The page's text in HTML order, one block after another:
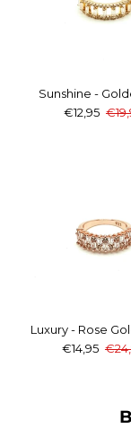
Sunshine -
€12,95
Luxury - Rose
€14,95